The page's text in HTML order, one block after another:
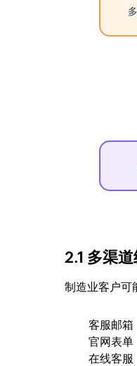
2.1 多渠
制造业客户可
客服邮箱
官网表单
在线客服